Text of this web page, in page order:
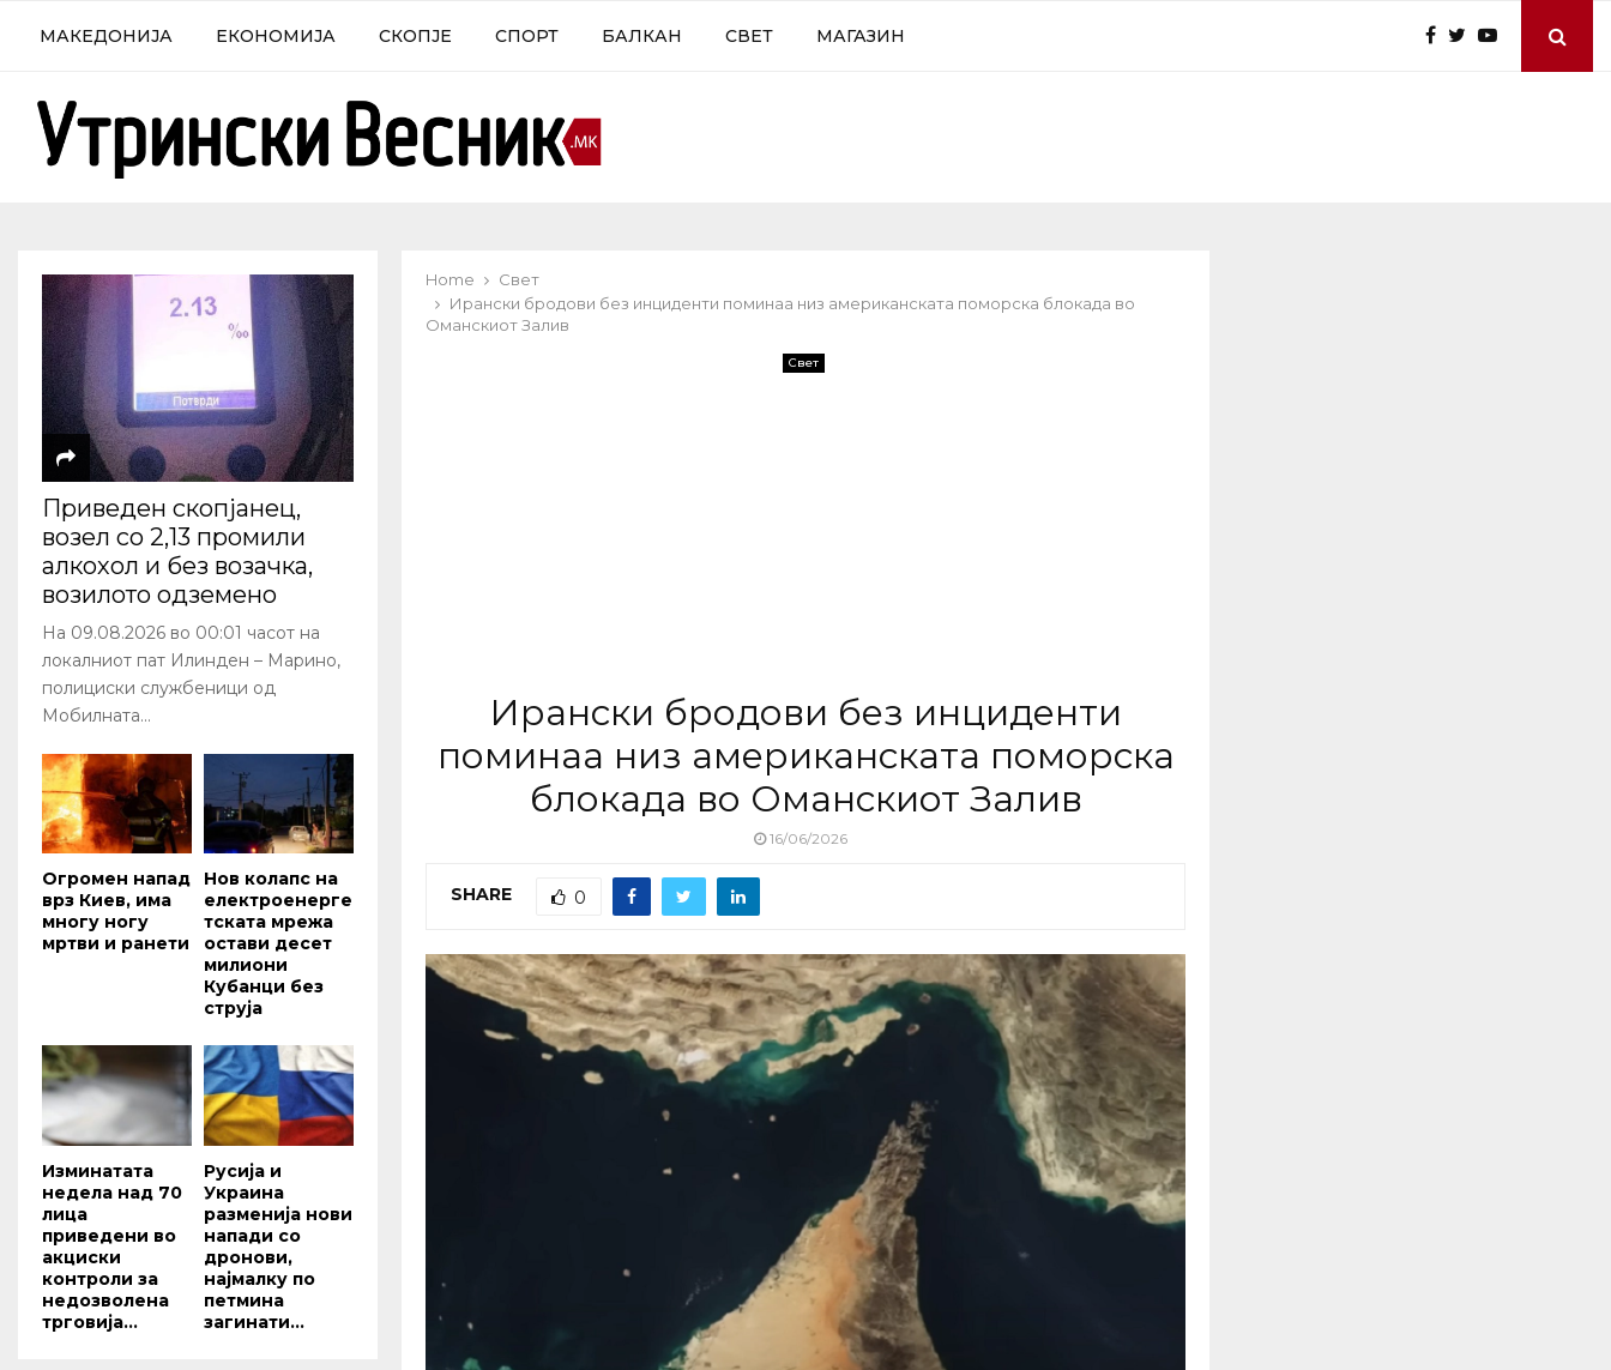
МАКЕДОНИЈА ЕКОНОМИЈА СКОПЈЕ СПОРТ БАЛКАН СВЕТ МАГАЗИН
Home
Свет
Ирански бродови без инциденти поминаа низ американската поморска блокада во
Оманскиот Залив
Свет
Ирански бродови без инциденти
поминаа низ американската поморска
блокада во Оманскиот Залив
16/06/2026
SHARE 0
Приведен скопјанец,
возел со 2,13 промили
алкохол и без возачка,
возилото одземено
На 09.08.2026 во 00:01 часот на
локалниот пат Илинден – Марино,
полициски службеници од
Мобилната...
Огромен напад
врз Киев, има
многу ногу
мртви и ранети
Нов колапс на
електроенерге
тската мрежа
остави десет
милиони
Кубанци без
струја
Изминатата
недела над 70
лица
приведени во
акциски
контроли за
недозволена
трговија...
Русија и
Украина
разменија нови
напади со
дронови,
најмалку по
петмина
загинати...